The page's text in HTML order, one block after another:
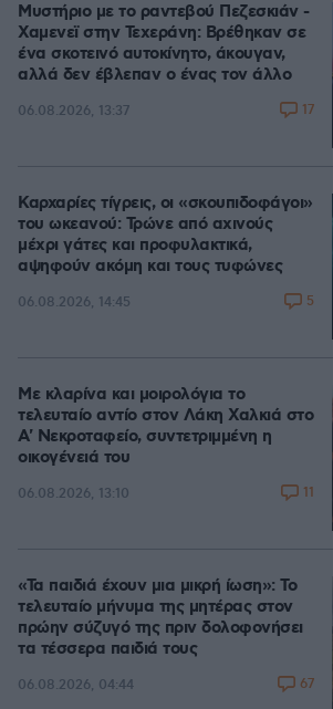
Μυστήριο με το ραντεβού Πεζεσκιάν -
Χαμενεϊ στην Τεχεράνη: Βρέθηκαν σε
ένα σκοτεινό αυτοκίνητο, άκουγαν,
αλλά δεν έβλεπαν ο ένας τον άλλο
06.08.2026, 13:37 17
Καρχαρίες τίγρεις, οι «σκουπιδοφάγοι»
του ωκεανού: Τρώνε από αχινούς
μέχρι γάτες και προφυλακτικά,
αψηφούν ακόμη και τους τυφώνες
06.08.2026, 14:45 5
Με κλαρίνα και μοιρολόγια το
τελευταίο αντίο στον Λάκη Χαλκιά στο
A' Νεκροταφείο, συντετριμμένη η
οικογένειά του
06.08.2026, 13:10 11
«Τα παιδιά έχουν μια μικρή ίωση»: Το
τελευταίο μήνυμα της μητέρας στον
πρώην σύζυγό της πριν δολοφονήσει
τα τέσσερα παιδιά τους
06.08.2026, 04:44 67